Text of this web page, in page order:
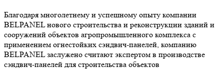
Благодаря многолетнему и успешному опыту компании
BELPANEL нового строительства и реконструкции зданий и
сооружений объектов агропромышленного комплекса с
применением огнестойких сэндвич-панелей, компанию
BELPANEL заслужено считают экспертом в производстве
сэндвич-панелей для строительства объектов